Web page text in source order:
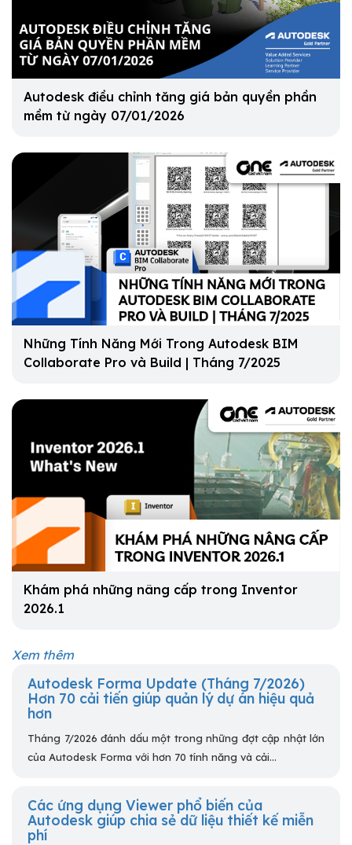
Autodesk điều chỉnh tăng giá bản quyền phần
mềm từ ngày 07/01/2026
Những Tính Năng Mới Trong Autodesk BIM
Collaborate Pro và Build | Tháng 7/2025
Khám phá những nâng cấp trong Inventor
2026.1
Xem thêm
Autodesk Forma Update (Tháng 7/2026)
Hơn 70 cải tiến giúp quản lý dự án hiệu quả
hơn
Tháng 7/2026 đánh dấu một trong những đợt cập nhật lớn
của Autodesk Forma với hơn 70 tính năng và cải...
Các ứng dụng Viewer phổ biến của
Autodesk giúp chia sẻ dữ liệu thiết kế miễn
phí